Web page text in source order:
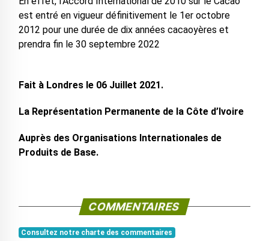
est entré en vigueur définitivement le 1er octobre
2012 pour une durée de dix années cacaoyères et
prendra fin le 30 septembre 2022
Fait à Londres le 06 Juillet 2021.
La Représentation Permanente de la Côte d’Ivoire
Auprès des Organisations Internationales de
Produits de Base.
COMMENTAIRES
Consultez notre charte des commentaires